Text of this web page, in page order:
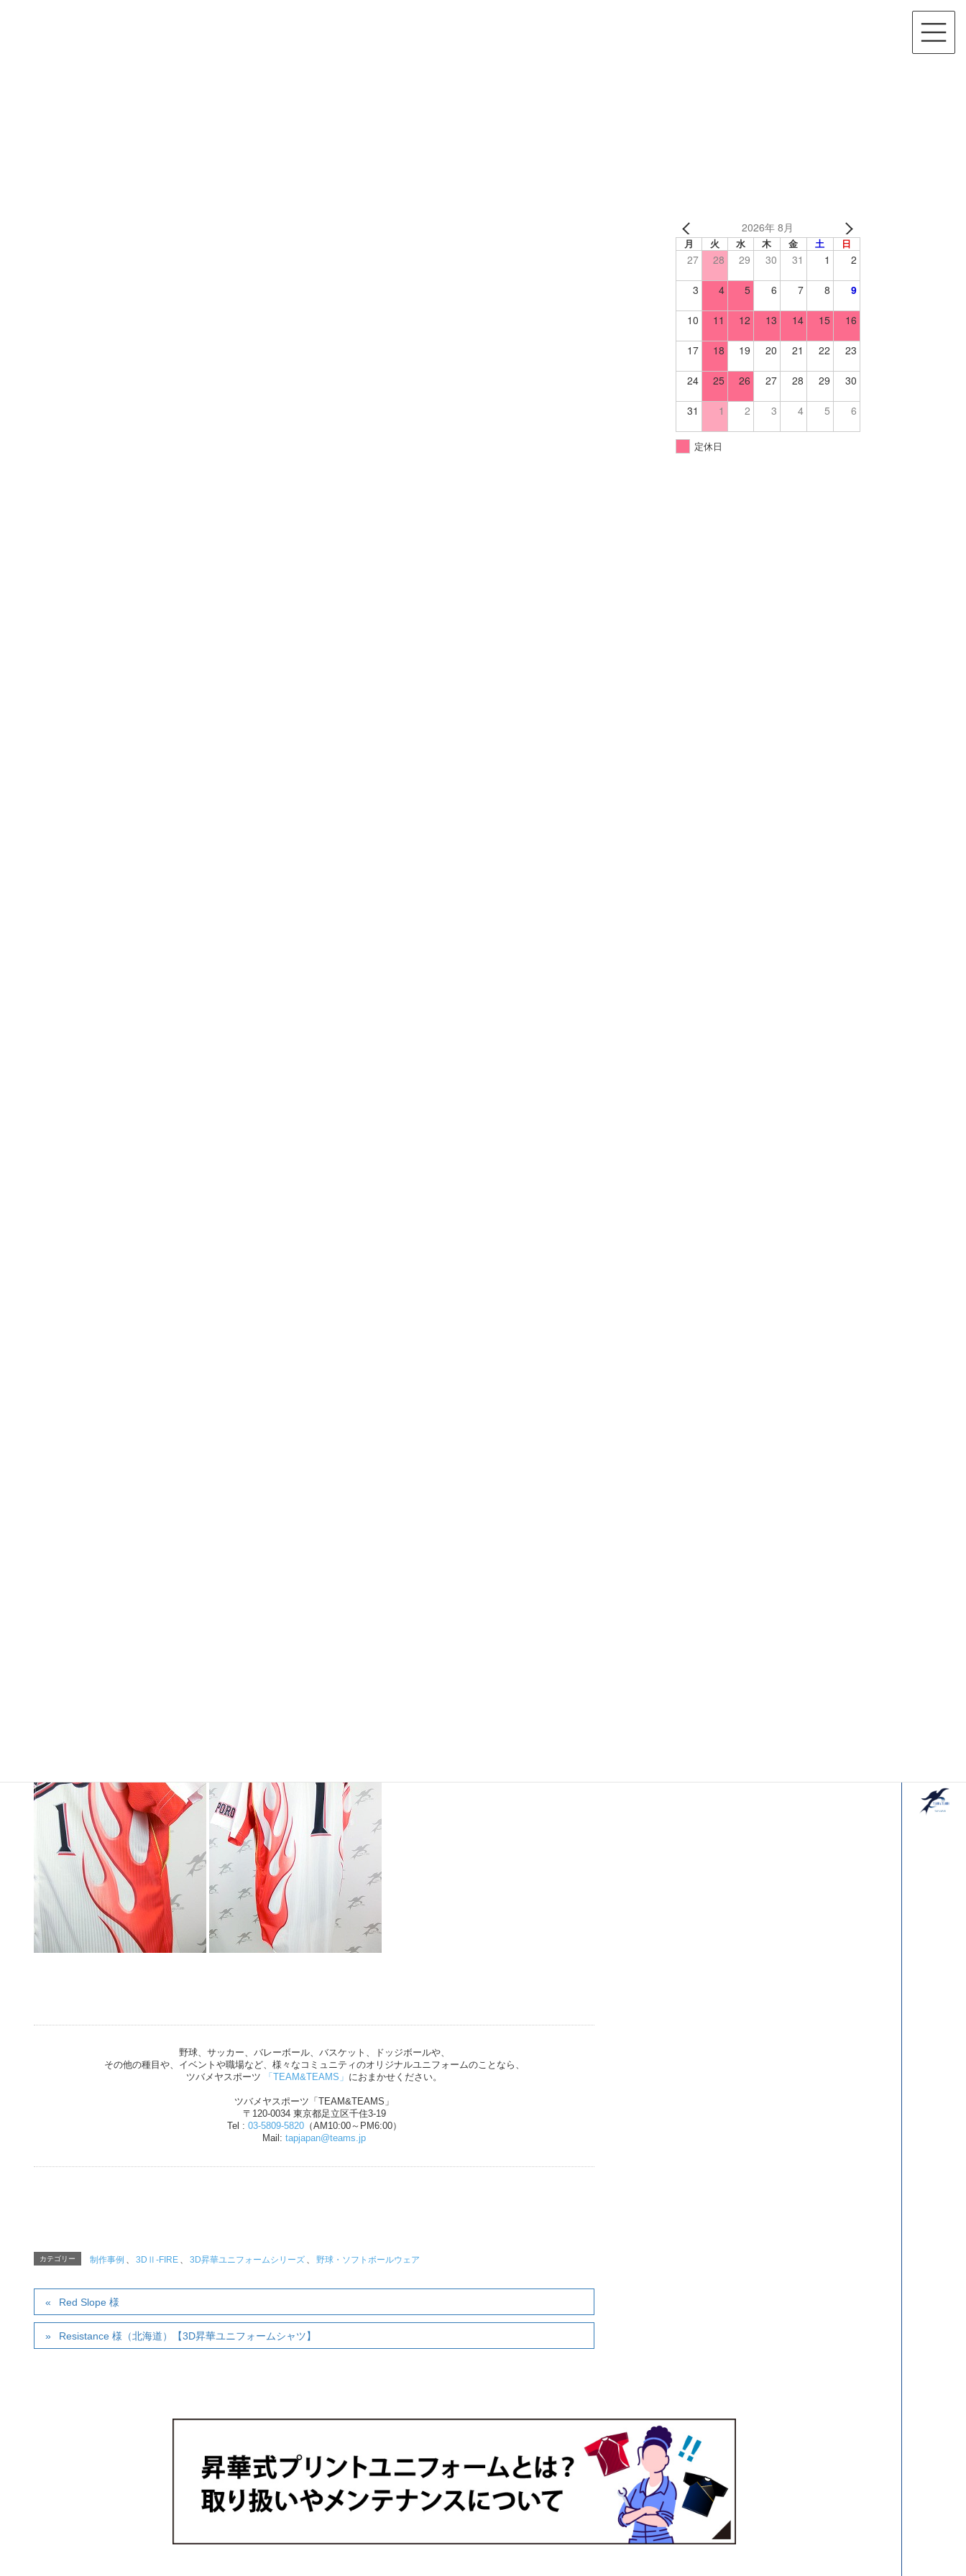
野球、サッカー、バレーボール、バスケット、ドッジボールや、
その他の種目や、イベントや職場など、様々なコミュニティのオリジナルユニフォームのことなら、
ツバメヤスポーツ
「TEAM&TEAMS」 におまかせください。
ツバメヤスポーツ「TEAM&TEAMS」
〒120-0034 東京都足立区千住3-19
Tel : 03-5809-5820（AM10:00～PM6:00）
Mail: tapjapan@teams.jp
カテゴリー 制作事例 、 3DⅡ-FIRE 、 3D昇華ユニフォームシリーズ 、 野球・ソフトボールウェア
Red Slope 様
Resistance 様（北海道）【3D昇華ユニフォームシャツ】
2026年 8月
月 火 水 木 金 土 日
27 28 29 30 31 1 2
3 4 5 6 7 8 9
10 11 12 13 14 15 16
17 18 19 20 21 22 23
24 25 26 27 28 29 30
31 1 2 3 4 5 6
定休日